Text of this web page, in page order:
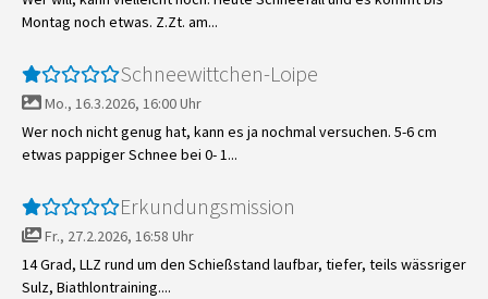
Montag noch etwas. Z.Zt. am...
Schneewittchen-Loipe
Mo., 16.3.2026, 16:00 Uhr
Wer noch nicht genug hat, kann es ja nochmal versuchen. 5-6 cm
etwas pappiger Schnee bei 0- 1...
Erkundungsmission
Fr., 27.2.2026, 16:58 Uhr
14 Grad, LLZ rund um den Schießstand laufbar, tiefer, teils wässriger
Sulz, Biathlontraining....